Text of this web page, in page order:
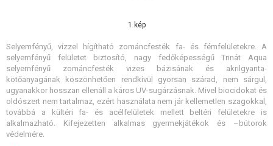
1 kép
Selyemfényű, vízzel hígítható zománcfesték fa- és fémfelületekre. A
selyemfényű felületet biztosító, nagy fedőképességű Trinát Aqua
selyemfényű zománcfesték vizes bázisának és akrilgyanta-
kötőanyagának köszönhetően rendkívül gyorsan szárad, nem sárgul,
ugyanakkor hosszan ellenáll a káros UV-sugárzásnak. Mivel biocidokat és
oldószert nem tartalmaz, ezért használata nem jár kellemetlen szagokkal,
továbbá a kültéri fa- és acélfelületek mellett beltéri felületekre is
alkalmazható. Kifejezetten alkalmas gyermekjátékok és –bútorok
védelmére.